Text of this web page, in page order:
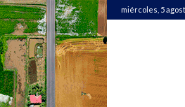
miércoles, 5